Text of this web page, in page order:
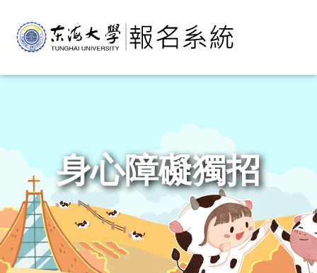
身心障礙獨招